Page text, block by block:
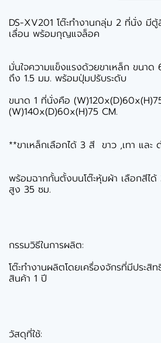
DS-XV201 โต๊ะทำงานกลุ่ม 2 ที่นั่ง มี
เลื่อน พร้อมกุญแจล็อค
มั่นใจความแข็งแรงด้วยขาเหล็ก ขนา
ถึง 1.5 มม. พร้อมปุ่มปรับระดับ
ขนาด 1 ที่นั่งคือ
(W)140x(D)60x(H)75 CM.
**ขาเหล็กเลือกได้ 3 สี ขาว ,เทา และ
พร้อมฉากกั้นตั้งบนโต๊ะหุ้มผ้า เลือกสีได้
สูง 35 ซม.
กรรมวิธีในการผลิต:
โต๊ะทำงานผลิตโดยเครื่องจักรที่มีประสิท
สินค้า 1 ปี
วัสดุที่ใช้: